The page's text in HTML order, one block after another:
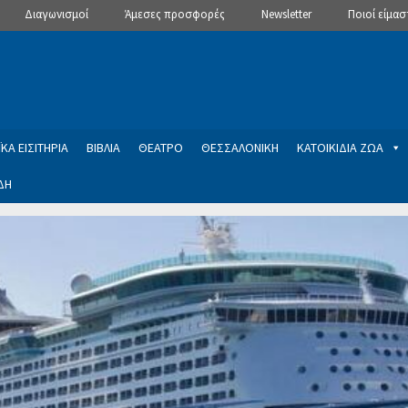
Διαγωνισμοί Άμεσες προσφορές Newsletter Ποιοί
ΕΙΣΙΤΗΡΙΑ ΒΙΒΛΙΑ ΘΕΑΤΡΟ ΘΕΣΣΑΛΟΝΙΚΗ ΚΑΤΟΙΚΙΔΙΑ ΖΩΑ
Newsletter
εγγραφής στο Newsletter του Dealistas.grΕπικοινωνία